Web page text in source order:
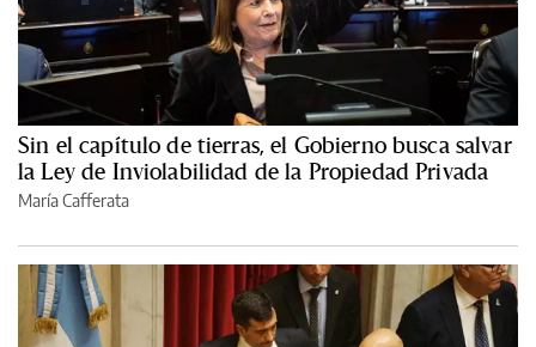
Sin el capítulo de tierras, el Gobierno busca salvar
la Ley de Inviolabilidad de la Propiedad Privada
María Cafferata